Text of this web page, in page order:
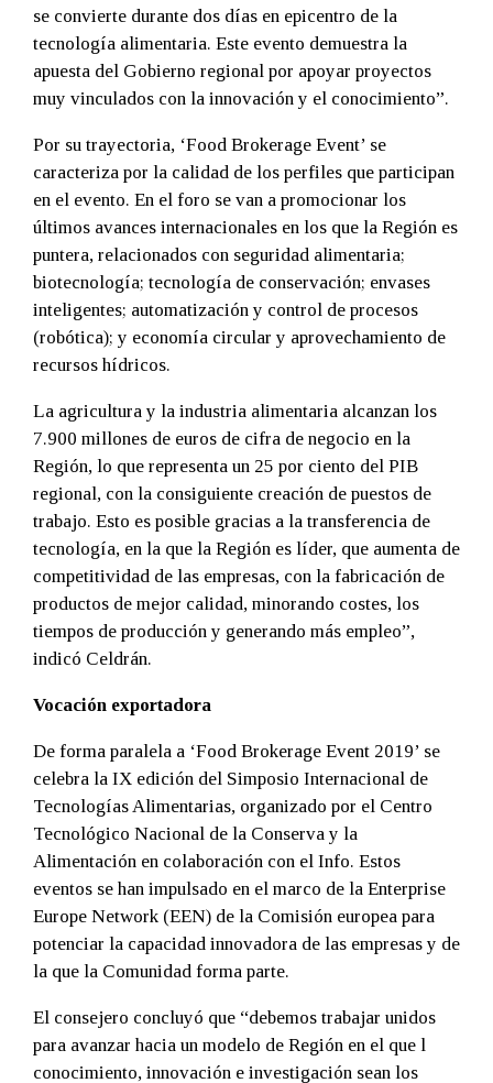
se convierte durante dos días en epicentro de la
tecnología alimentaria. Este evento demuestra la
apuesta del Gobierno regional por apoyar proyectos
muy vinculados con la innovación y el conocimiento”.
Por su trayectoria, ‘Food Brokerage Event’ se
caracteriza por la calidad de los perfiles que participan
en el evento. En el foro se van a promocionar los
últimos avances internacionales en los que la Región es
puntera, relacionados con seguridad alimentaria;
biotecnología; tecnología de conservación; envases
inteligentes; automatización y control de procesos
(robótica); y economía circular y aprovechamiento de
recursos hídricos.
La agricultura y la industria alimentaria alcanzan los
7.900 millones de euros de cifra de negocio en la
Región, lo que representa un 25 por ciento del PIB
regional, con la consiguiente creación de puestos de
trabajo. Esto es posible gracias a la transferencia de
tecnología, en la que la Región es líder, que aumenta de
competitividad de las empresas, con la fabricación de
productos de mejor calidad, minorando costes, los
tiempos de producción y generando más empleo”,
indicó Celdrán.
Vocación exportadora
De forma paralela a ‘Food Brokerage Event 2019’ se
celebra la IX edición del Simposio Internacional de
Tecnologías Alimentarias, organizado por el Centro
Tecnológico Nacional de la Conserva y la
Alimentación en colaboración con el Info. Estos
eventos se han impulsado en el marco de la Enterprise
Europe Network (EEN) de la Comisión europea para
potenciar la capacidad innovadora de las empresas y de
la que la Comunidad forma parte.
El consejero concluyó que “debemos trabajar unidos
para avanzar hacia un modelo de Región en el que l
conocimiento, innovación e investigación sean los